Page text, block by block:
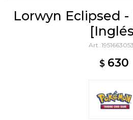
Lorwyn Eclipsed
$ 630